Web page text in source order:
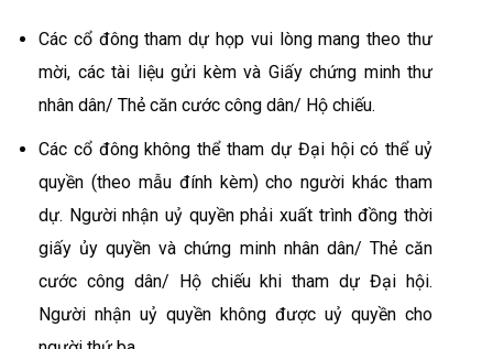
Các cổ đông tham dự họp vui lòng mang theo thư
mời, các tài liệu gửi kèm và Giấy chứng minh thư
nhân dân/ Thẻ căn cước công dân/ Hộ chiếu.
Các cổ đông không thể tham dự Đại hội có thể uỷ
quyền (theo mẫu đính kèm) cho người khác tham
dự. Người nhận uỷ quyền phải xuất trình đồng thời
giấy ủy quyền và chứng minh nhân dân/ Thẻ căn
cước công dân/ Hộ chiếu khi tham dự Đại hội.
Người nhận uỷ quyền không được uỷ quyền cho